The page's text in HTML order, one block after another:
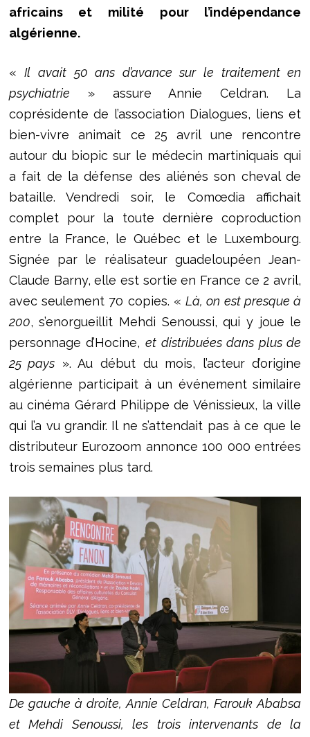
africains et milité pour l’indépendance
algérienne.
«Il avait 50 ans d’avance sur le traitement en
psychiatrie » assure Annie Celdran. La
coprésidente de l’association Dialogues, liens et
bien-vivre animait ce 25 avril une rencontre
autour du biopic sur le médecin martiniquais qui
a fait de la défense des aliénés son cheval de
bataille. Vendredi soir, le Comœdia affichait
complet pour la toute dernière coproduction
entre la France, le Québec et le Luxembourg.
Signée par le réalisateur guadeloupéen Jean-
Claude Barny, elle est sortie en France ce 2 avril,
avec seulement 70 copies. «Là, on est presque à
200, s’enorgueillit Mehdi Senoussi, qui y joue le
personnage d’Hocine, et distribuées dans plus de
25 pays ». Au début du mois, l’acteur d’origine
algérienne participait à un événement similaire
au cinéma Gérard Philippe de Vénissieux, la ville
qui l’a vu grandir. Il ne s’attendait pas à ce que le
distributeur Eurozoom annonce 100 000 entrées
trois semaines plus tard.
De gauche à droite, Annie Celdran, Farouk Ababsa
et Mehdi Senoussi, les trois intervenants de la